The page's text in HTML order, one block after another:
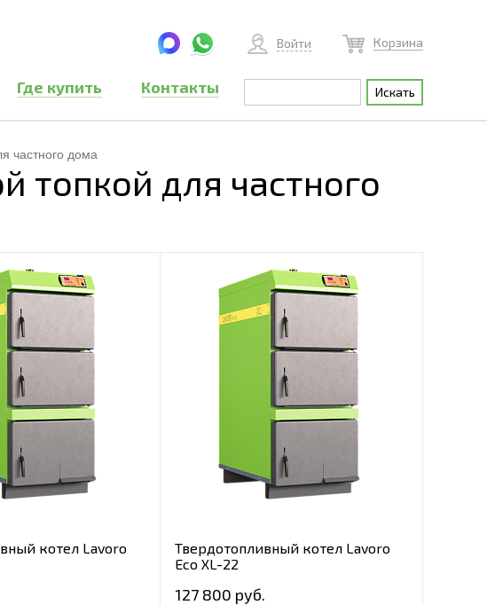
Войти Корзина
Где купить Контакты
частного дома
топкой для частного
котел Lavoro
Твердотопливный котел Lavoro
Eco XL-22
127 800 руб.